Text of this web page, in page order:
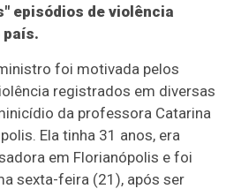
episódios de violência
país.
foi motivada pelos
registrados em diversas
da professora Catarina
Ela tinha 31 anos, era
em Florianópolis e foi
sexta-feira (21), após ser